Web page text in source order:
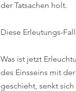
der Tatsachen holt.
Diese Erleutungs-
Was ist jetzt
des Einsseins mit
geschieht, senkt